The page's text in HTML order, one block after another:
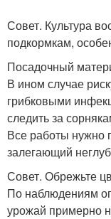
Совет. Культура
подкормкам,
Посадочный
В ином случае
грибковыми
следить за
Все работы нужно
залегающий
Совет. Обрежьте
По наблюдениям
урожай примерно